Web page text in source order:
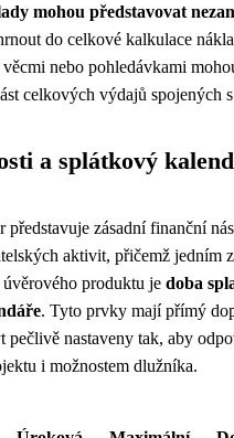
mohou představovat
do celkové kalkulace
nebo pohledávkami
celkových výdajů spojených
a splátkový
představuje zásadní finanční
aktivit, přičemž jedním
produktu je doba
. Tyto prvky mají přímý
pečlivě nastaveny tak, aby
i možnostem dlužníka.